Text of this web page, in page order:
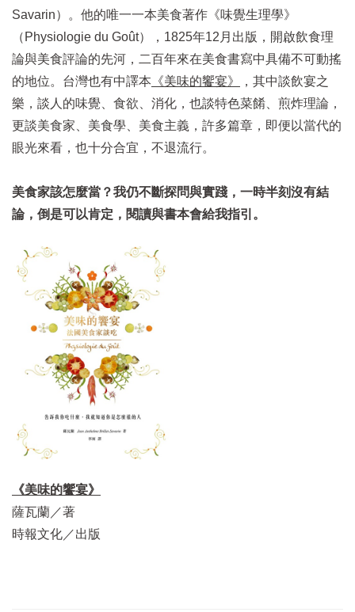
Savarin）。他的唯一一本美食著作《味覺生理學》
（Physiologie du Goût），1825年12月出版，開啟飲食理
論與美食評論的先河，二百年來在美食書寫中具備不可動搖
的地位。台灣也有中譯本 《美味的饗宴》
，其中談飲宴之
樂，談人的味覺、食欲、消化，也談特色菜餚、煎炸理論，
更談美食家、美食學、美食主義，許多篇章，即便以當代的
眼光來看，也十分合宜，不退流行。
美食家該怎麼當？我仍不斷探問與實踐，一時半刻沒有結
論，倒是可以肯定，閱讀與書本會給我指引。
《美味的饗宴》
薩瓦蘭／著
時報文化／出版